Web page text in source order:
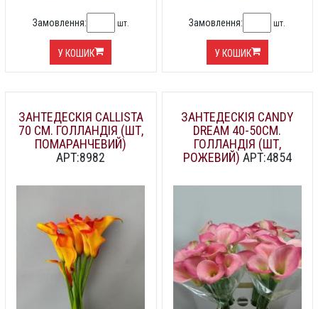
Замовлення: шт.
У КОШИК
Замовлення: шт.
У КОШИК
ЗАНТЕДЕСКІЯ CALLISTA
70 СМ. ГОЛЛАНДІЯ (ШТ,
ПОМАРАНЧЕВИЙ)
АРТ:8982
ЗАНТЕДЕСКІЯ CANDY
DREAM 40-50СМ.
ГОЛЛАНДІЯ (ШТ,
РОЖЕВИЙ) АРТ:4854